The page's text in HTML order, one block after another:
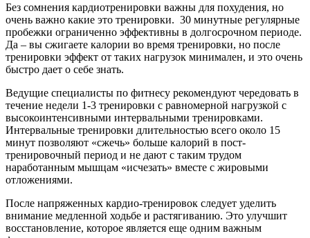
Без сомнения кардиотренировки важны для похудения, но
очень важно какие это тренировки. 30 минутные регулярные
пробежки ограниченно эффективны в долгосрочном периоде.
Да – вы сжигаете калории во время тренировки, но после
тренировки эффект от таких нагрузок минимален, и это очень
быстро дает о себе знать.
Ведущие специалисты по фитнесу рекомендуют чередовать в
течение недели 1-3 тренировки с равномерной нагрузкой с
высокоинтенсивными интервальными тренировками.
Интервальные тренировки длительностью всего около 15
минут позволяют «сжечь» больше калорий в пост-
тренировочный период и не дают с таким трудом
наработанным мышцам «исчезать» вместе с жировыми
отложениями.
После напряженных кардио-тренировок следует уделить
внимание медленной ходьбе и растягиванию. Это улучшит
восстановление, которое является еще одним важным